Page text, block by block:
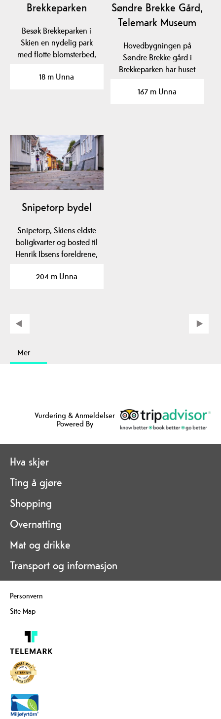
Brekkeparken
Besøk Brekkeparken i
Skien en nydelig park
med flotte blomsterbed,
18 m Unna
Søndre Brekke Gård,
Telemark Museum
Hovedbygningen på
Søndre Brekke gård i
Brekkeparken har huset
167 m Unna
Snipetorp bydel
Snipetorp, Skiens eldste
boligkvarter og bosted til
Henrik Ibsens foreldrene,
204 m Unna
Mer
Vurdering & Anmeldelser
Powered By
Hva skjer
Ting å gjøre
Shopping
Overnatting
Mat og drikke
Transport og informasjon
Personvern
Site Map